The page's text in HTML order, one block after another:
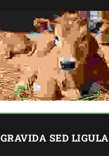
GRAVIDA SED LIGULA